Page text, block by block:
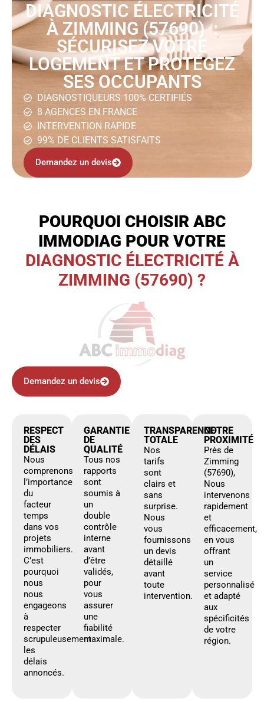
DIAGNOSTIC ÉLECTRICITÉ
À ZIMMING (57690) :
SÉCURISEZ VOTRE
LOGEMENT ET PROTÉGEZ
SES OCCUPANTS
DIAGNOSTIQUEURS 100% CERTIFIÉS
8 AGENCES EN FRANCE
INTERVENTION RAPIDE
99% DE CLIENTS SATISFAITS
Demandez un devis
POURQUOI CHOISIR ABC
IMMODIAG POUR VOTRE
DIAGNOSTIC ÉLECTRICITÉ À
ZIMMING (57690) ?
Demandez un devis
RESPECT
DES
DÉLAIS
Nous
comprenons
l’importance
du
facteur
temps
dans vos
projets
immobiliers.
C’est
pourquoi
nous
nous
engageons
à
respecter
scrupuleusement
les
délais
annoncés.
GARANTIE
DE
QUALITÉ
Tous nos
rapports
sont
soumis à
un
double
contrôle
interne
avant
d’être
validés,
pour
vous
assurer
une
fiabilité
maximale.
TRANSPARENCE
TOTALE
Nos
tarifs
sont
clairs et
sans
surprise.
Nous
vous
fournissons
un devis
détaillé
avant
toute
intervention.
NOTRE
PROXIMITÉ
Près de
Zimming
(57690),
Nous
intervenons
rapidement
et
efficacement,
en vous
offrant
un
service
personnalisé
et adapté
aux
spécificités
de votre
région.